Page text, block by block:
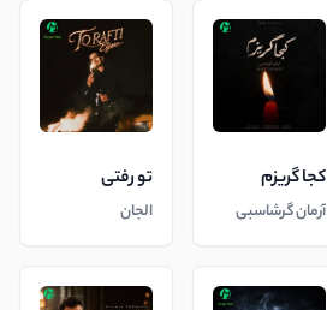
کجا گریزم
آرمان گرشاسبی
تو رفتی
الجان